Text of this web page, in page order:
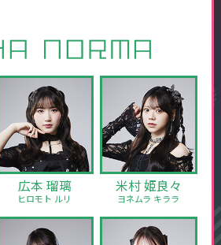
広本 瑠璃
ヒロモト ルリ
米村 姫良々
ヨネムラ キララ